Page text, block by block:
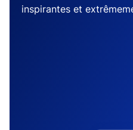
inspirantes et